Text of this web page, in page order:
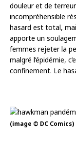
douleur et de
incompréhensible
hasard est total,
apporte un
femmes rejeter la
malgré l’épidémie,
confinement. Le
(image © DC Comics)